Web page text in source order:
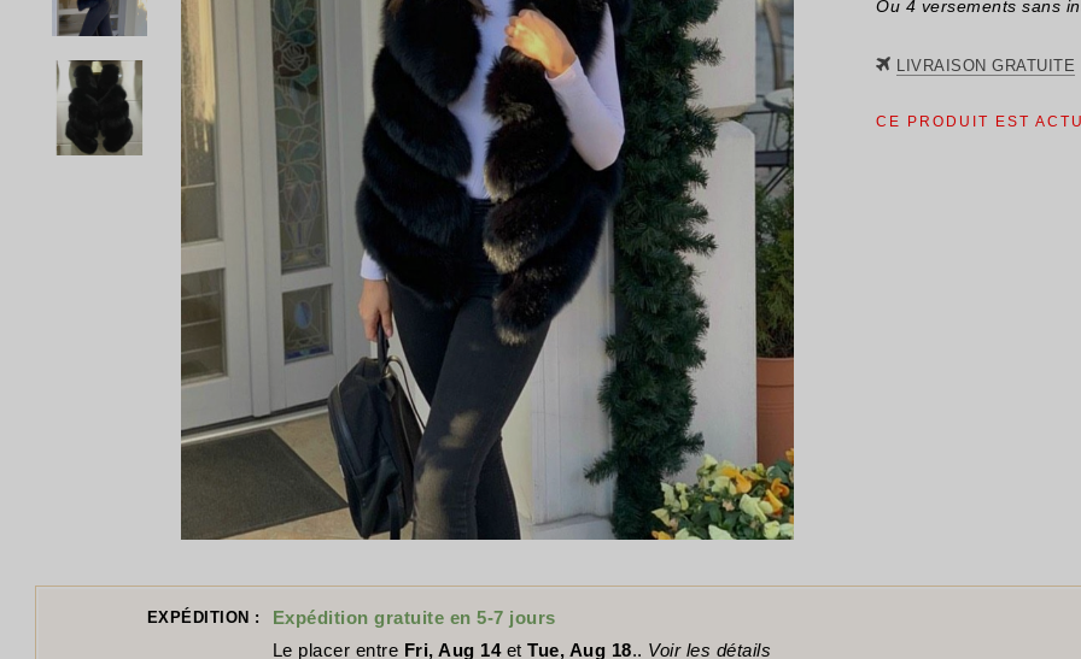
Ou 4 versements sans
LIVRAISON GRATUITE
CE PRODUIT EST
EXPÉDITION :
Expédition gratuite en 5-7 jours
Le placer entre Fri, Aug 14et Tue, Aug 18.. Voir les détails